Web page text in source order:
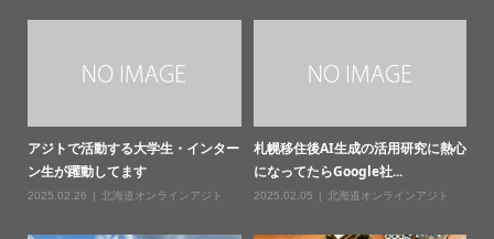
アジトで活動する大学生・インター
ン生が躍動してます
2025.02.26 北海道オンラインアジト
札幌移住後AI生成の活用研究に熱心
になってたらGoogle社...
2025.02.05 北海道オンラインアジト